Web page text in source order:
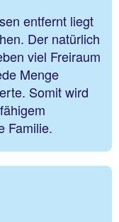
entfernt liegt
Der natürlich
viel Freiraum
Menge
Somit wird
Familie.